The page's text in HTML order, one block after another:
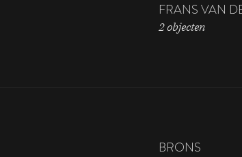
FRANS VAN
2 objecten
BRONS